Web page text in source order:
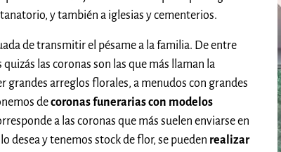
y también a iglesias y cementerios.
de transmitir el pésame a la familia. De entre
las coronas son las que más llaman la
grandes arreglos florales, a menudos con grandes
decoronas funerarias con modelos
a las coronas que más suelen enviarse en
desea y tenemos stock de flor, se pueden realizar